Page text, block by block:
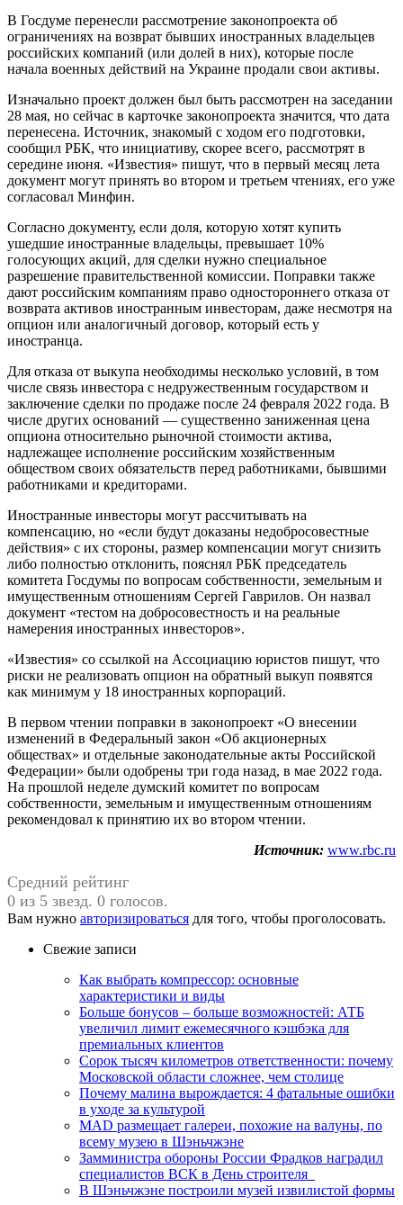
В Госдуме перенесли рассмотрение законопроекта об
ограничениях на возврат бывших иностранных владельцев
российских компаний (или долей в них), которые после
начала военных действий на Украине продали свои активы.
Изначально проект должен был быть рассмотрен на заседании
28 мая, но сейчас в карточке законопроекта значится, что дата
перенесена. Источник, знакомый с ходом его подготовки,
сообщил РБК, что инициативу, скорее всего, рассмотрят в
середине июня. «Известия» пишут, что в первый месяц лета
документ могут принять во втором и третьем чтениях, его уже
согласовал Минфин.
Согласно документу, если доля, которую хотят купить
ушедшие иностранные владельцы, превышает 10%
голосующих акций, для сделки нужно специальное
разрешение правительственной комиссии. Поправки также
дают российским компаниям право одностороннего отказа от
возврата активов иностранным инвесторам, даже несмотря на
опцион или аналогичный договор, который есть у
иностранца.
Для отказа от выкупа необходимы несколько условий, в том
числе связь инвестора с недружественным государством и
заключение сделки по продаже после 24 февраля 2022 года. В
числе других оснований — существенно заниженная цена
опциона относительно рыночной стоимости актива,
надлежащее исполнение российским хозяйственным
обществом своих обязательств перед работниками, бывшими
работниками и кредиторами.
Иностранные инвесторы могут рассчитывать на
компенсацию, но «если будут доказаны недобросовестные
действия» с их стороны, размер компенсации могут снизить
либо полностью отклонить, пояснял РБК председатель
комитета Госдумы по вопросам собственности, земельным и
имущественным отношениям Сергей Гаврилов. Он назвал
документ «тестом на добросовестность и на реальные
намерения иностранных инвесторов».
«Известия» со ссылкой на Ассоциацию юристов пишут, что
риски не реализовать опцион на обратный выкуп появятся
как минимум у 18 иностранных корпораций.
В первом чтении поправки в законопроект «О внесении
изменений в Федеральный закон «Об акционерных
обществах» и отдельные законодательные акты Российской
Федерации» были одобрены три года назад, в мае 2022 года.
На прошлой неделе думский комитет по вопросам
собственности, земельным и имущественным отношениям
рекомендовал к принятию их во втором чтении.
Источник: www.rbc.ru
Средний рейтинг
0 из 5 звезд. 0 голосов.
Вам нужно авторизироваться для того, чтобы проголосовать.
Свежие записи
Как выбрать компрессор: основные
характеристики и виды
Больше бонусов – больше возможностей: АТБ
увеличил лимит ежемесячного кэшбэка для
премиальных клиентов
Сорок тысяч километров ответственности: почему
Московской области сложнее, чем столице
Почему малина вырождается: 4 фатальные ошибки
в уходе за культурой
MAD размещает галереи, похожие на валуны, по
всему музею в Шэньчжэне
Замминистра обороны России Фрадков наградил
специалистов ВСК в День строителя
В Шэньчжэне построили музей извилистой формы